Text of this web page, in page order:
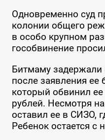
Одновременно суд
колонии общего
в особо крупном
гособвинение
Битмаму задержали
после заявления ее
который обвинил
рублей. Несмотря
оставил ее в СИЗО,
Ребенок остается с